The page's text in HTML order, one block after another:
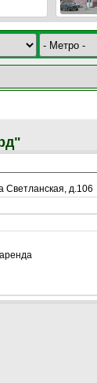
Светланская, д.106